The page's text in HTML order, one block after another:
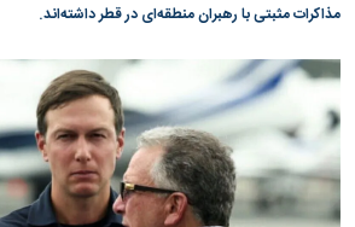
مذاکرات مثبتی با رهبران منطقه‌ای در قطر داشته‌اند.